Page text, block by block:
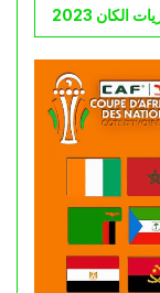
الكان 2023